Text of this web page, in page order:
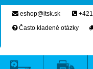
eshop@itsk.sk
Často kladené otázky